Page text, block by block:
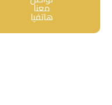
معنا
هاتفيا